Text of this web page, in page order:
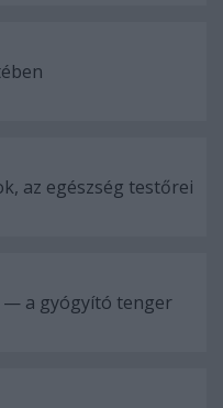
az egészség testőrei
— a gyógyító tenger